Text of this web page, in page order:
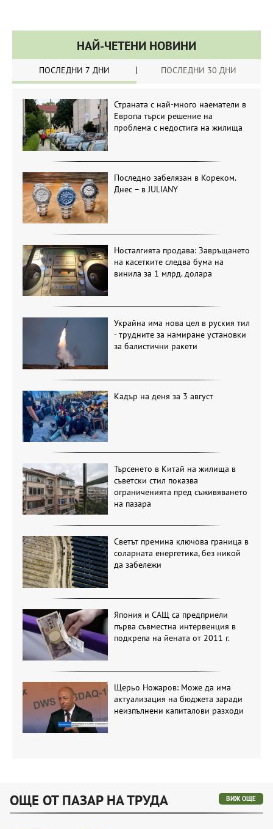
НАЙ-ЧЕТЕНИ НОВИНИ
ПОСЛЕДНИ 7 ДНИ ПОСЛЕДНИ 30 ДНИ
Страната с най-много наематели в
Европа търси решение на
проблема с недостига на жилища
Последно забелязан в Кореком.
Днес – в JULIANY
Носталгията продава: Завръщането
на касетките следва бума на
винила за 1 млрд. долара
Украйна има нова цел в руския тил
- трудните за намиране установки
за балистични ракети
Кадър на деня за 3 август
Търсенето в Китай на жилища в
съветски стил показва
ограниченията пред съживяването
на пазара
Светът премина ключова граница в
соларната енергетика, без никой
да забележи
Япония и САЩ са предприели
първа съвместна интервенция в
подкрепа на йената от 2011 г.
Щерьо Ножаров: Може да има
актуализация на бюджета заради
неизпълнени капиталови разходи
ОЩЕ ОТ ПАЗАР НА ТРУДА ВИЖ ОЩЕ